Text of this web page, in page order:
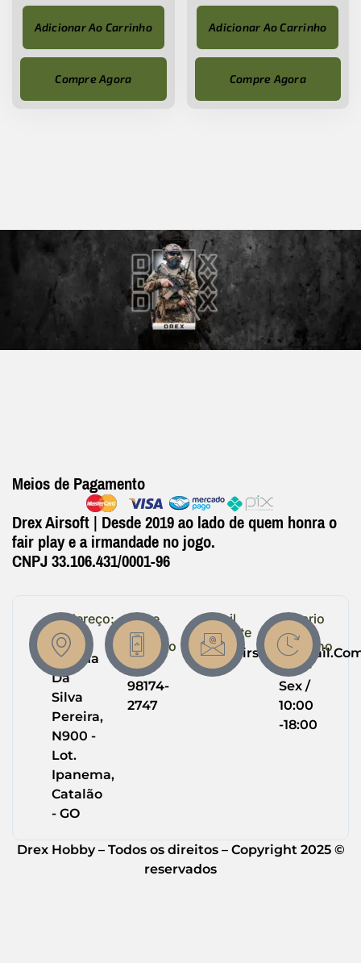
Adicionar Ao Carrinho
Compre Agora
Adicionar Ao Carrinho
Compre Agora
Meios de Pagamento
Drex Airsoft | Desde 2019 ao lado de quem honra o
fair play e a irmandade no jogo.
CNPJ 33.106.431/0001-96
Endereço:
R.
Helena
Da
Silva
Pereira,
N900 -
Lot.
Ipanema,
Catalão
- GO
Entre
em
Contato
(64)
98174-
2747
Email
Suporte
Horario
de
Trabalho
Seg -
Sex /
10:00
-18:00
Drex Hobby – Todos os direitos – Copyright 2025 ©
reservados